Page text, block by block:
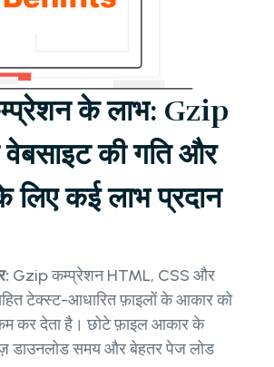
के लाभ: Gzip
की गति और
लिए कई लाभ प्रदान
Gzip कम्प्रेशन HTML, CSS और
टेक्स्ट-आधारित फ़ाइलों के आकार को
कर देता है। छोटे फ़ाइल आकार के
डाउनलोड समय और बेहतर पेज लोड